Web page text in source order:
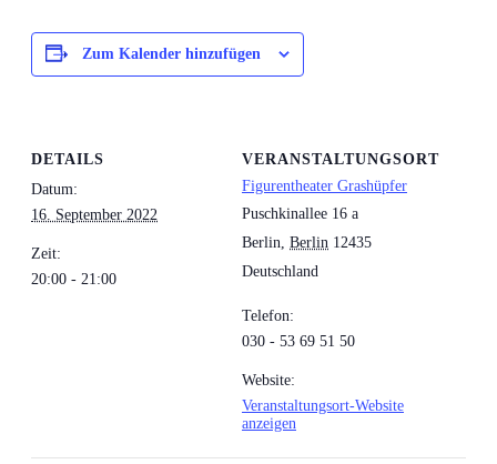
Zum Kalender hinzufügen
DETAILS
Datum:
16. September 2022
Zeit:
20:00 - 21:00
VERANSTALTUNGSORT
Figurentheater Grashüpfer
Puschkinallee 16 a
Berlin, Berlin 12435
Deutschland
Telefon:
030 - 53 69 51 50
Website:
Veranstaltungsort-Website
anzeigen